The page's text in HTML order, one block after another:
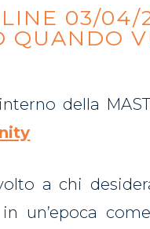
03/04/
QUANDO
della
a chi
un’epoca